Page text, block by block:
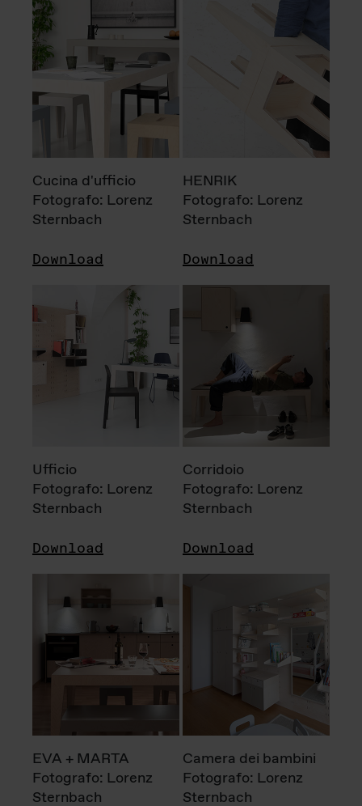
Cucina d'ufficio
Fotografo: Lorenz
Sternbach
Download
HENRIK
Fotografo: Lorenz
Sternbach
Download
Ufficio
Fotografo: Lorenz
Sternbach
Download
Corridoio
Fotografo: Lorenz
Sternbach
Download
EVA + MARTA
Fotografo: Lorenz
Sternbach
Camera dei bambini
Fotografo: Lorenz
Sternbach